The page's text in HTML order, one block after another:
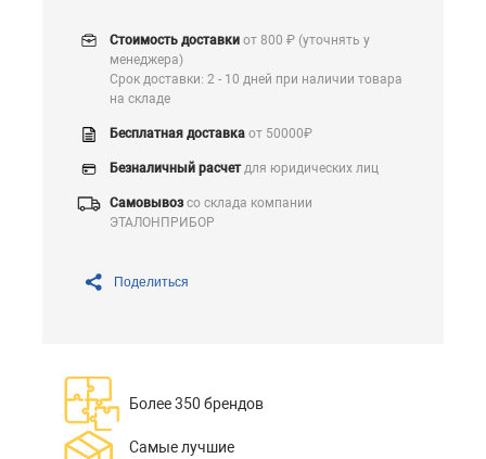
Стоимость доставки от 800 ₽ (уточнять у
менеджера)
Срок доставки: 2 - 10 дней при наличии товара
на складе
Бесплатная доставка от 50000₽
Безналичный расчетдля юридических лиц
Самовывозсо склада компании
ЭТАЛОНПРИБОР
Поделиться
Более 350 брендов
Самые лучшие